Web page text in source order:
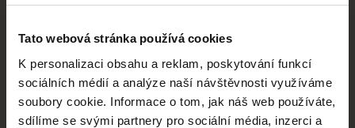
Tato webová stránka používá cookies
K personalizaci obsahu a reklam, poskytování funkcí
sociálních médií a analýze naší návštěvnosti využíváme
soubory cookie. Informace o tom, jak náš web používáte,
sdílíme se svými partnery pro sociální média, inzerci a
CPH:DOX Doclisboa
Millennium Docs
Against Gravity
DOK Leipzig